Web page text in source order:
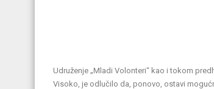
Udruženje „Mladi Volonteri“ kao i tokom
Visoko, je odlučilo da, ponovo, ostavi